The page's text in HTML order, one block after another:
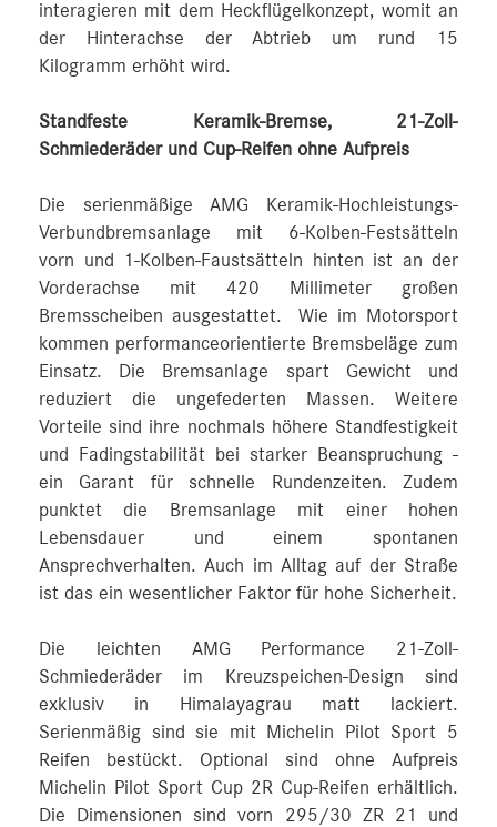
interagieren mit dem Heckflügelkonzept, womit an
der Hinterachse der Abtrieb um rund 15
Kilogramm erhöht wird.
Standfeste Keramik-Bremse, 21-Zoll-
Schmiederäder und Cup-Reifen ohne Aufpreis
Die serienmäßige AMG Keramik-Hochleistungs-
Verbundbremsanlage mit 6‑Kolben‑Festsätteln
vorn und 1‑Kolben-Faustsätteln hinten ist an der
Vorderachse mit 420 Millimeter großen
Bremsscheiben ausgestattet. Wie im Motorsport
kommen performanceorientierte Bremsbeläge zum
Einsatz. Die Bremsanlage spart Gewicht und
reduziert die ungefederten Massen. Weitere
Vorteile sind ihre nochmals höhere Standfestigkeit
und Fadingstabilität bei starker Beanspruchung ‑
ein Garant für schnelle Rundenzeiten. Zudem
punktet die Bremsanlage mit einer hohen
Lebensdauer und einem spontanen
Ansprechverhalten. Auch im Alltag auf der Straße
ist das ein wesentlicher Faktor für hohe Sicherheit.
Die leichten AMG Performance 21-Zoll-
Schmiederäder im Kreuzspeichen‑Design sind
exklusiv in Himalayagrau matt lackiert.
Serienmäßig sind sie mit Michelin Pilot Sport 5
Reifen bestückt. Optional sind ohne Aufpreis
Michelin Pilot Sport Cup 2R Cup-Reifen erhältlich.
Die Dimensionen sind vorn 295/30 ZR 21 und